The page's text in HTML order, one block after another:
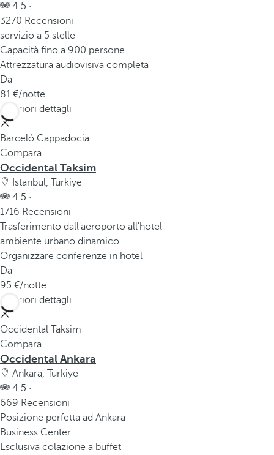
4.5 ·
3270 Recensioni
servizio a 5 stelle
Capacità fino a 900 persone
Attrezzatura audiovisiva completa
Da
81
/notte
Ulteriori dettagli
Barceló Cappadocia
Compara
Occidental Taksim
Istanbul, Turkiye
4.5 ·
1716 Recensioni
Trasferimento dall'aeroporto all'hotel
ambiente urbano dinamico
Organizzare conferenze in hotel
Da
95
/notte
Ulteriori dettagli
Occidental Taksim
Compara
Occidental Ankara
Ankara, Turkiye
4.5 ·
669 Recensioni
Posizione perfetta ad Ankara
Business Center
Esclusiva colazione a buffet